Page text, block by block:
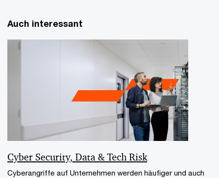
Auch interessant
Cyber Security, Data & Tech Risk
Cyberangriffe auf Unternehmen werden häufiger und auch